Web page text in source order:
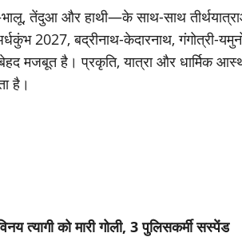
तेंदुआ और हाथी—के साथ-साथ
2027, बद्रीनाथ-केदारनाथ, गंगोत्री-
मजबूत है। प्रकृति, यात्रा और धार्मिक
है।
त्यागी को मारी गोली, 3 पुलिसकर्मी सस्पेंड